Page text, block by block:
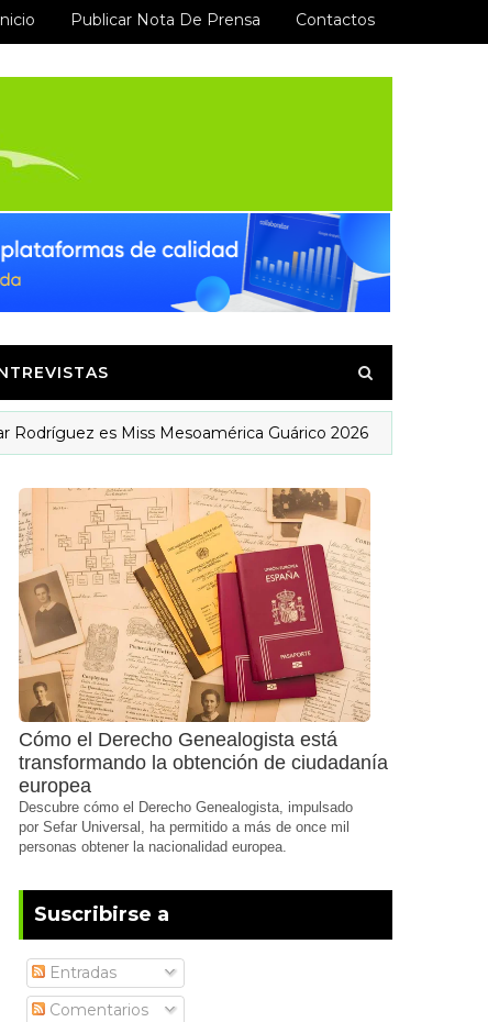
Publicar Nota De Prensa Contactos
es Miss Mesoamérica Guárico 2026
Cómo el Derecho Genealogista está
transformando la obtención de ciudadanía
europea
Descubre cómo el Derecho Genealogista, impulsado
por Sefar Universal, ha permitido a más de once mil
personas obtener la nacionalidad europea.
Suscribirse a
Entradas
Comentarios